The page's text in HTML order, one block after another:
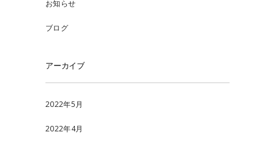
お知らせ
ブログ
アーカイブ
2022年5月
2022年4月